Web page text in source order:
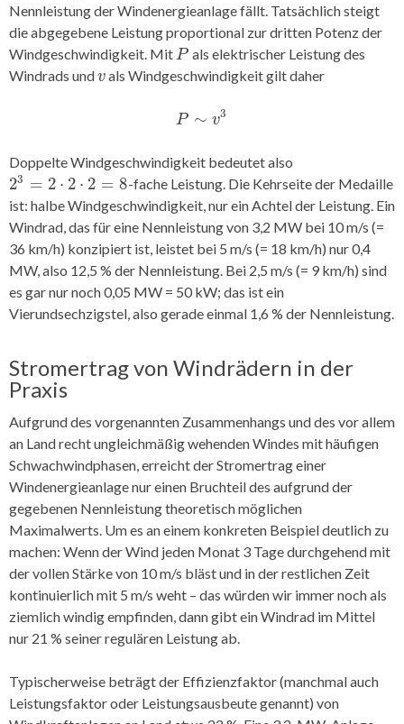
Nennleistung der Windenergieanlage fällt. Tatsächlich steigt
die abgegebene Leistung proportional zur dritten Potenz der
Windgeschwindigkeit. MitP
P als elektrischer Leistung des
Windrads undv
v als Windgeschwindigkeit gilt daher
P ∼ v3
P ∼v 3
Doppelte Windgeschwindigkeit bedeutet also
23 = 2 ⋅ 2 ⋅ 2 = 8
23 =2⋅ 2⋅ 2 =8
-fache Leistung. Die Kehrseite der Medaille
ist: halbe Windgeschwindigkeit, nur ein Achtel der Leistung. Ein
Windrad, das für eine Nennleistung von 3,2 MW bei 10 m/s (=
36 km/h) konzipiert ist, leistet bei 5 m/s (= 18 km/h) nur 0,4
MW, also 12,5 % der Nennleistung. Bei 2,5 m/s (= 9 km/h) sind
es gar nur noch 0,05 MW = 50 kW; das ist ein
Vierundsechzigstel, also gerade einmal 1,6 % der Nennleistung.
Stromertrag von Windrädern in der
Praxis
Aufgrund des vorgenannten Zusammenhangs und des vor allem
an Land recht ungleichmäßig wehenden Windes mit häufigen
Schwachwindphasen, erreicht der Stromertrag einer
Windenergieanlage nur einen Bruchteil des aufgrund der
gegebenen Nennleistung theoretisch möglichen
Maximalwerts. Um es an einem konkreten Beispiel deutlich zu
machen: Wenn der Wind jeden Monat 3 Tage durchgehend mit
der vollen Stärke von 10 m/s bläst und in der restlichen Zeit
kontinuierlich mit 5 m/s weht – das würden wir immer noch als
ziemlich windig empfinden, dann gibt ein Windrad im Mittel
nur 21 % seiner regulären Leistung ab.
Typischerweise beträgt der Effizienzfaktor (manchmal auch
Leistungsfaktor oder Leistungsausbeute genannt) von